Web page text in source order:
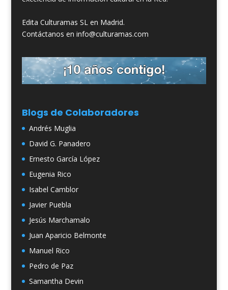
Edita Culturamas SL en Madrid.
Contáctanos en info@culturamas.com
Blogs de Colaboradores
Andrés Muglia
David G. Panadero
Ernesto García López
Eugenia Rico
Isabel Camblor
Javier Puebla
Jesús Marchamalo
Juan Aparicio Belmonte
Manuel Rico
Pedro de Paz
Samantha Devin